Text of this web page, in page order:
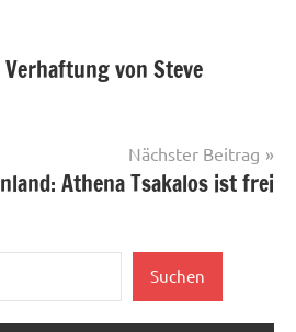
von Steve
Nächster Beitrag
Athena Tsakalos ist frei
Suchen